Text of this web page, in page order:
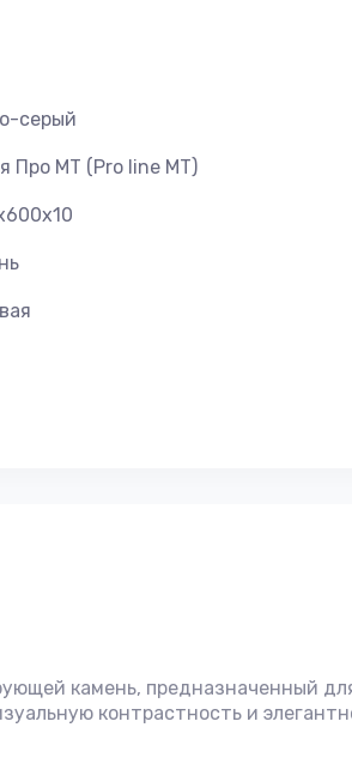
серый
Про MT (Pro line MT)
камень, предназначенный
контрастность и